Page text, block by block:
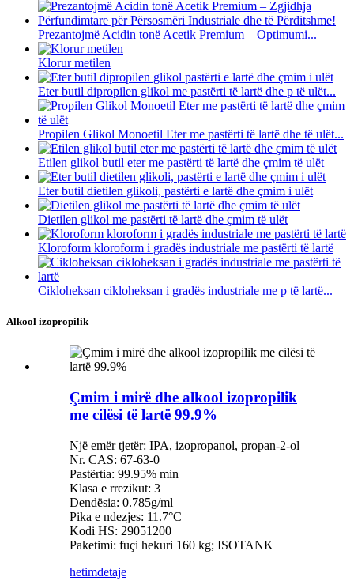
Prezantojmë Acidin tonë Acetik Premium – Optimumi...
Klorur metilen
Eter butil dipropilen glikol me pastërti të lartë dhe p të ulët...
Propilen Glikol Monoetil Eter me pastërti të lartë dhe të ulët...
Etilen glikol butil eter me pastërti të lartë dhe çmim të ulët
Eter butil dietilen glikoli, pastërti e lartë dhe çmim i ulët
Dietilen glikol me pastërti të lartë dhe çmim të ulët
Kloroform kloroform i gradës industriale me pastërti të lartë
Cikloheksan cikloheksan i gradës industriale me p të lartë...
Alkool izopropilik
Çmim i mirë dhe alkool izopropilik
me cilësi të lartë 99.9%
Një emër tjetër: IPA, izopropanol, propan-2-ol
Nr. CAS: 67-63-0
Pastërtia: 99.95% min
Klasa e rrezikut: 3
Dendësia: 0.785g/ml
Pika e ndezjes: 11.7°C
Kodi HS: 29051200
Paketimi: fuçi hekuri 160 kg; ISOTANK
hetimdetaje